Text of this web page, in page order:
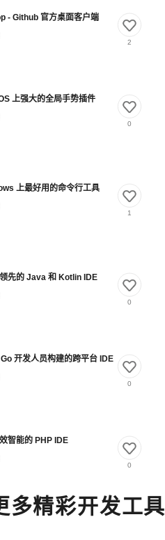
- Github 官方桌面客户端
2
上强大的全局手势插件
0
上最好用的命令行工具
1
先的 Java 和 Kotlin IDE
0
开发人员构建的跨平台 IDE
0
智能的 PHP IDE
0
多精彩开发工具